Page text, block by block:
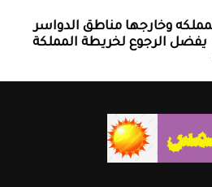
وخارجها ‏مناطق الدواسر
يفضل الرجوع لخريطة المملكة